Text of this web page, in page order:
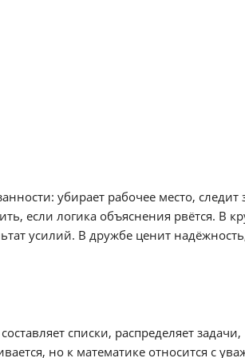
убирает рабочее место, следит
если логика объяснения рвётся. В
усилий. В дружбе ценит
списки, распределяет задачи,
но к математике относится с